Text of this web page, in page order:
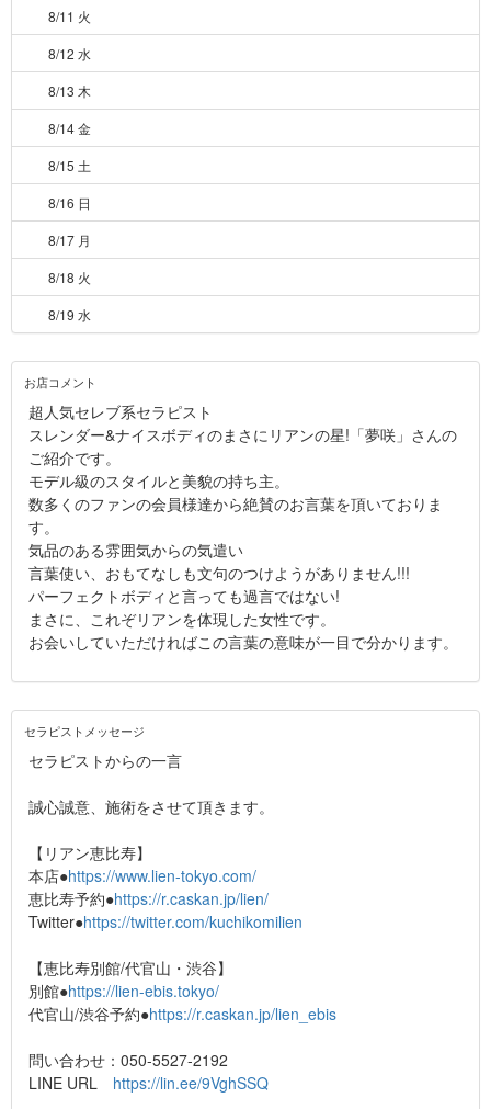
8/11 火
8/12 水
8/13 木
8/14 金
8/15 土
8/16 日
8/17 月
8/18 火
8/19 水
お店コメント
超人気セレブ系セラピスト
スレンダー&ナイスボディのまさにリアンの星!「夢咲」さんの
ご紹介です。
モデル級のスタイルと美貌の持ち主。
数多くのファンの会員様達から絶賛のお言葉を頂いておりま
す。
気品のある雰囲気からの気遣い
言葉使い、おもてなしも文句のつけようがありません!!!
パーフェクトボディと言っても過言ではない!
まさに、これぞリアンを体現した女性です。
お会いしていただければこの言葉の意味が一目で分かります。
セラピストメッセージ
セラピストからの一言
誠心誠意、施術をさせて頂きます。
【リアン恵比寿】
本店●https://www.lien-tokyo.com/
恵比寿予約●https://r.caskan.jp/lien/
Twitter●https://twitter.com/kuchikomilien
【恵比寿別館/代官山・渋谷】
別館●https://lien-ebis.tokyo/
代官山/渋谷予約●https://r.caskan.jp/lien_ebis
問い合わせ：050-5527-2192
LINE URL https://lin.ee/9VghSSQ